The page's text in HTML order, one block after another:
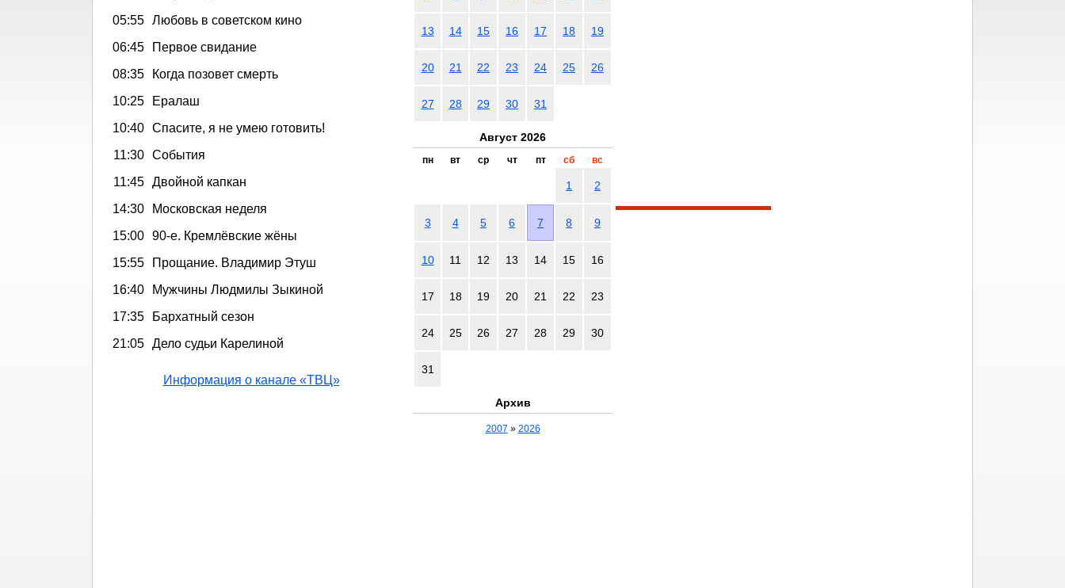
05:55 Любовь в советском кино
06:45
Первое свидание
08:35
Когда позовет смерть
10:25
Ералаш
10:40 Спасите, я не умею готовить!
11:30 События
11:45 Двойной капкан
14:30
Московская неделя
15:00 90-е. Кремлёвские жёны
15:55
Прощание. Владимир Этуш
16:40
Мужчины Людмилы Зыкиной
17:35
Бархатный сезон
21:05 Дело судьи Карелиной
Информация о канале «ТВЦ»
13 14 15 16 17 18 19
20 21 22 23 24 25 26
27 28 29 30 31
Август 2026
пн вт ср чт пт сб вс
1 2
3 4 5 6 7 8 9
10 11 12 13 14 15 16
17 18 19 20 21 22 23
24 25 26 27 28 29 30
31
Архив
2007 » 2026